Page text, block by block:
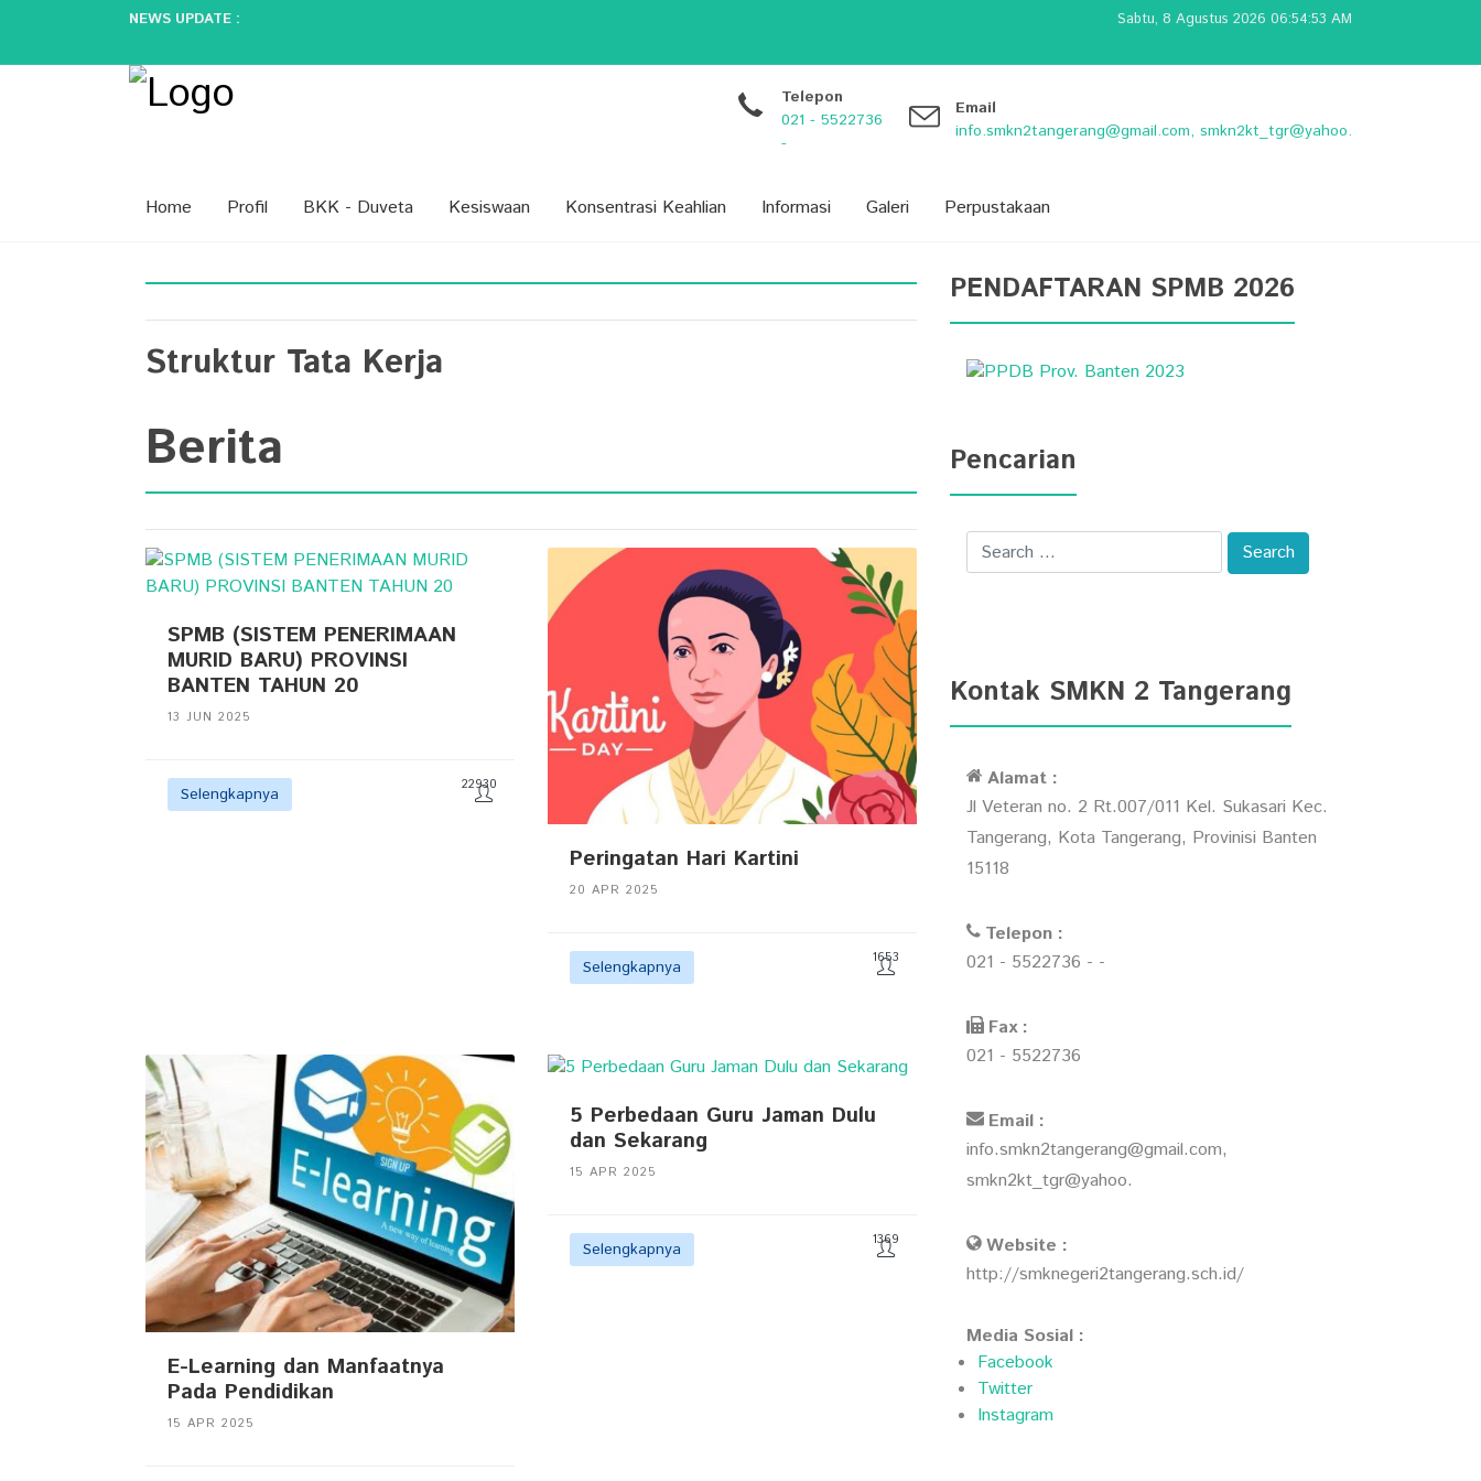
NEWS UPDATE :
Peran Guru dalam Membentuk Karakter Siswa: Lebih dari Sekada...
Sabtu, 8 Agustus 2026 06:54:53 AM
Telepon
021 - 5522736
-
Email
info.smkn2tangerang@gmail.com, smkn2kt_tgr@yahoo.
Home Profil BKK - Duveta Kesiswaan Konsentrasi Keahlian Informasi Galeri Perpustakaan
Struktur Tata Kerja
Berita
SPMB (SISTEM PENERIMAAN
MURID BARU) PROVINSI
BANTEN TAHUN 20
13 JUN 2025
Selengkapnya 22930
Peringatan Hari Kartini
20 APR 2025
Selengkapnya 1653
E-Learning dan Manfaatnya
Pada Pendidikan
15 APR 2025
5 Perbedaan Guru Jaman Dulu
dan Sekarang
15 APR 2025
Selengkapnya 1369
PENDAFTARAN SPMB 2026
Pencarian
Kontak SMKN 2 Tangerang
Alamat :
Jl Veteran no. 2 Rt.007/011 Kel. Sukasari Kec.
Tangerang, Kota Tangerang, Provinisi Banten
15118
Telepon :
021 - 5522736 - -
Fax :
021 - 5522736
Email :
info.smkn2tangerang@gmail.com,
smkn2kt_tgr@yahoo.
Website :
http://smknegeri2tangerang.sch.id/
Media Sosial :
Facebook
Twitter
Instagram